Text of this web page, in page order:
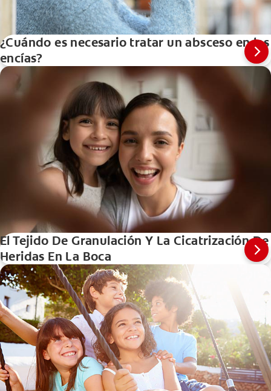
¿Cuándo es necesario tratar un absceso en las
encías?
El Tejido De Granulación Y La Cicatrización De
Heridas En La Boca